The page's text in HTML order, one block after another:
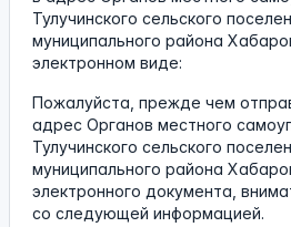
Тулучинского сельского
муниципального района
электронном виде:
Пожалуйста, прежде чем
адрес Органов местного
Тулучинского сельского
муниципального района
электронного документа,
со следующей информацией.